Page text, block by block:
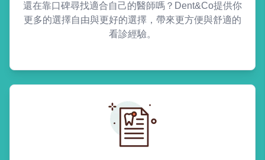
還在靠口碑尋找適合自己的醫師嗎？Dent&Co提供你
更多的選擇自由與更好的選擇，帶來更方便與舒適的
看診經驗。